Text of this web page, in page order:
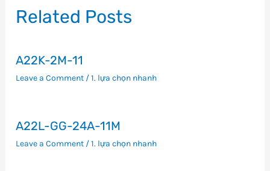
viết
Related Posts
A22K-2M-11
Leave a Comment /1. lựa chọn nhanh
A22L-GG-24A-11M
Leave a Comment /1. lựa chọn nhanh